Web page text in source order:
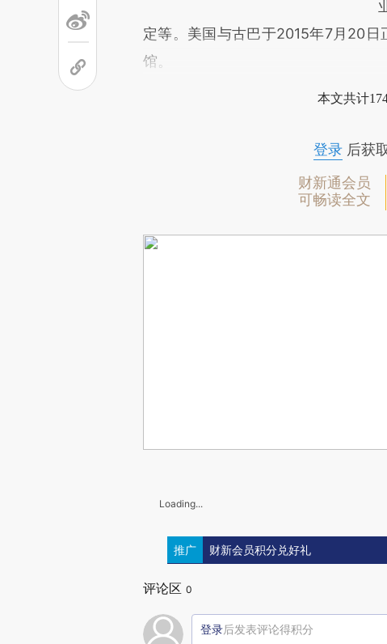
定等。美国与古巴于2015年7月20
馆。
本文共计
登录后获
财新通会员
可畅读全文
Loading...
推广 财新会员积分兑好礼
评论区 0
登录后发表评论得积分